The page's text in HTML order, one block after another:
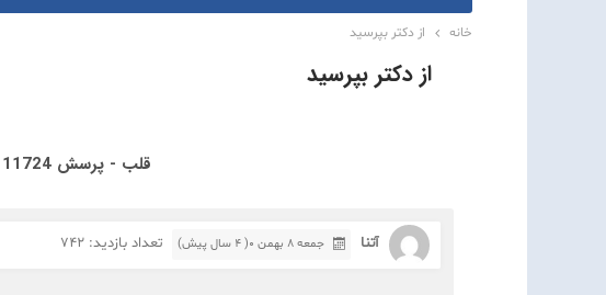
خانه از دکتر بپرسید
از دکتر بپرسید
قلب - پرسش 11724
آتنا جمعه ۸ بهمن ۰( 4 سال پیش) تعداد بازدید: 742